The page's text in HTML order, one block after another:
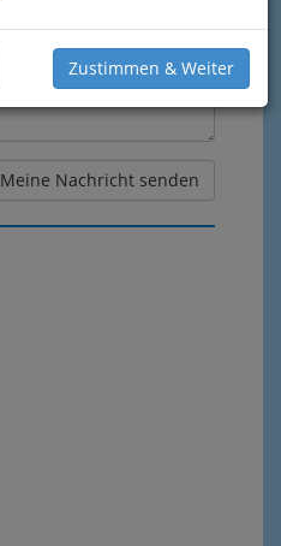
Zustimmen & Weiter
Meine Nachricht senden